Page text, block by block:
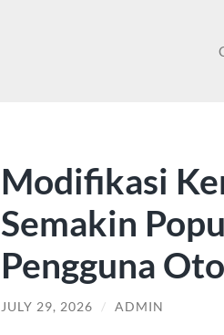
Modifikasi
Semakin
Pengguna
JULY 29, 2026 / ADMIN